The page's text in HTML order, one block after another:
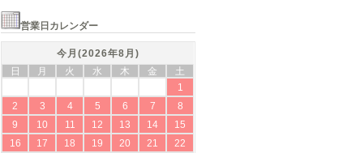
営業日カレンダー
今月(2026年8月)
日
月 火 水 木 金
土
1
2
3 4 5 6 7
8
9
10 11 12 13 14
15
16
17 18 19 20 21
22